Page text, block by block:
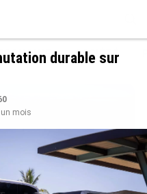
SOCIÉTÉ
durable sur
mois